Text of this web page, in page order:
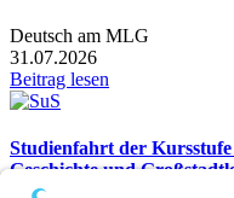
Deutsch am MLG
31.07.2026
Beitrag lesen
Studienfahrt der
Geschichte und